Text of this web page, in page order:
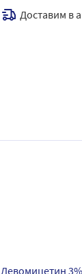
Доставим в
Левомицетин